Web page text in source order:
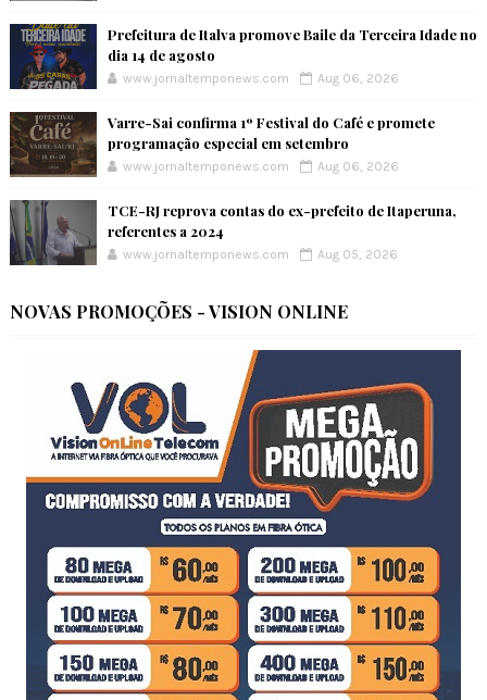
Prefeitura de Italva promove Baile da Terceira Idade no
dia 14 de agosto
www.jornaltemponews.com Aug 06, 2026
Varre-Sai confirma 1º Festival do Café e promete
programação especial em setembro
www.jornaltemponews.com Aug 06, 2026
TCE-RJ reprova contas do ex-prefeito de Itaperuna,
referentes a 2024
www.jornaltemponews.com Aug 05, 2026
NOVAS PROMOÇÕES - VISION ONLINE